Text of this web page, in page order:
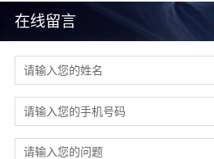
在线留言